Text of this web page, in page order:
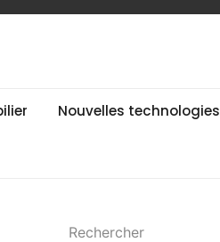
Nouvelles technologies
Rechercher